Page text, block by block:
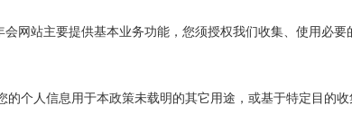
会网站主要提供基本业务功能，您须授权我们收集、使用必要
的个人信息用于本政策未载明的其它用途，或基于特定目的